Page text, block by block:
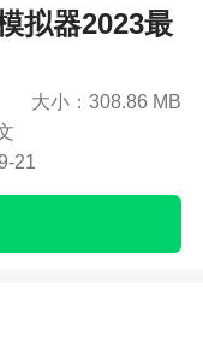
拟器2023最
大小：308.86 MB
21